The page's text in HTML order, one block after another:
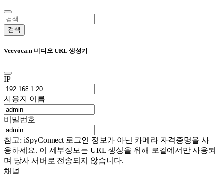
검색
Veevocam 비디오 URL 생성기
IP
사용자 이름
비밀번호
참고: iSpyConnect 로그인 정보가 아닌 카메라 자격증명을 사
용하세요. 이 세부정보는 URL 생성을 위해 로컬에서만 사용되
며 당사 서버로 전송되지 않습니다.
채널